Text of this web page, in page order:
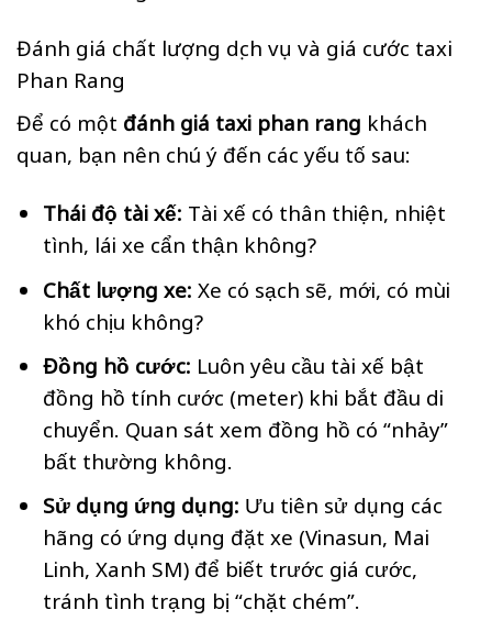
Đánh giá chất lượng dịch vụ và giá cước taxi
Phan Rang
Để có một đánh giá taxi phan rang khách
quan, bạn nên chú ý đến các yếu tố sau:
Thái độ tài xế: Tài xế có thân thiện, nhiệt
tình, lái xe cẩn thận không?
Chất lượng xe: Xe có sạch sẽ, mới, có mùi
khó chịu không?
Đồng hồ cước: Luôn yêu cầu tài xế bật
đồng hồ tính cước (meter) khi bắt đầu di
chuyển. Quan sát xem đồng hồ có “nhảy”
bất thường không.
Sử dụng ứng dụng: Ưu tiên sử dụng các
hãng có ứng dụng đặt xe (Vinasun, Mai
Linh, Xanh SM) để biết trước giá cước,
tránh tình trạng bị “chặt chém”.